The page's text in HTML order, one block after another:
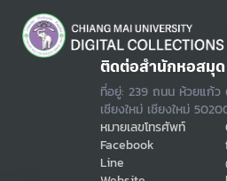
ติดต่อสำนักหอสมุด
ที่อยู่: 239 ถนน ห้วยแก้ว
เชียงใหม่ เชียงใหม่
หมายเลขโทรศัพท์
Facebook
Line